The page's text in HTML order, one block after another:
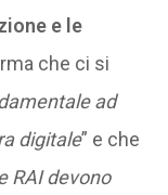
e le
che ci si
ad
digitale” e che
RAI devono